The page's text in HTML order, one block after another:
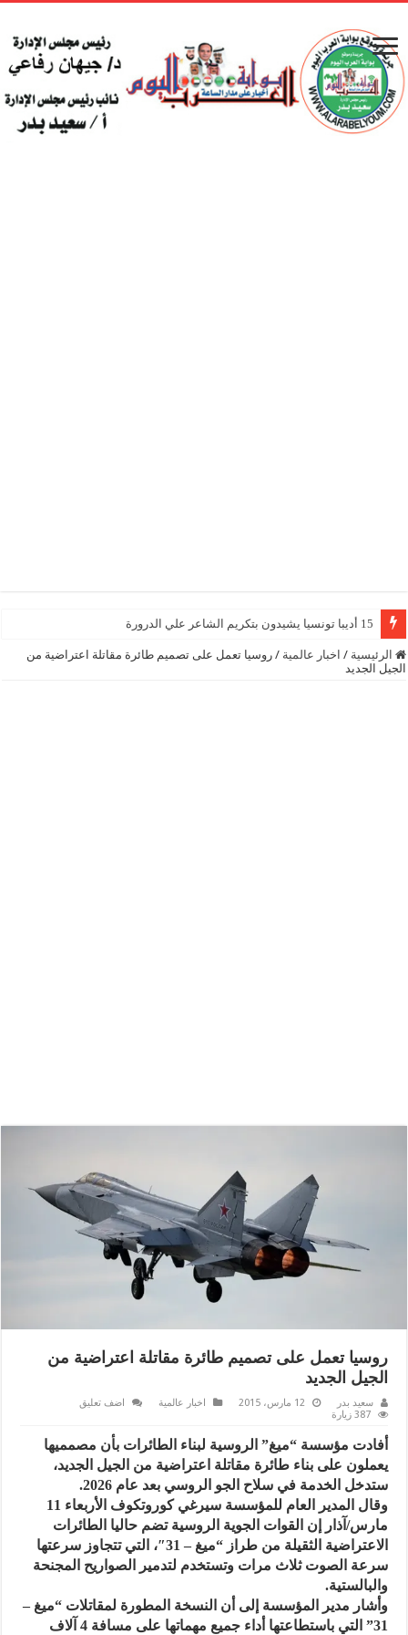
15 أديبا تونسيا يشيدون بتكريم الشاعر علي الدرورة
الرئيسية / اخبار عالمية / روسيا تعمل على تصميم طائرة مقاتلة اعتراضية من
الجيل الجديد
روسيا تعمل على تصميم طائرة مقاتلة اعتراضية من
الجيل الجديد
سعيد بدر 12 مارس، 2015 اخبار عالمية
اضف تعليق
387 زيارة
أفادت مؤسسة “ميغ” الروسية لبناء الطائرات بأن مصمميها
يعملون على بناء طائرة مقاتلة اعتراضية من الجيل الجديد،
ستدخل الخدمة في سلاح الجو الروسي بعد عام 2026.
وقال المدير العام للمؤسسة سيرغي كوروتكوف الأربعاء 11
مارس/آذار إن القوات الجوية الروسية تضم حاليا الطائرات
الاعتراضية الثقيلة من طراز “ميغ – 31″، التي تتجاوز سرعتها
سرعة الصوت ثلاث مرات وتستخدم لتدمير الصواريح المجنحة
والبالستية.
وأشار مدير المؤسسة إلى أن النسخة المطورة لمقاتلات “ميغ –
31” التي باستطاعتها أداء جميع مهماتها على مسافة 4 آلاف